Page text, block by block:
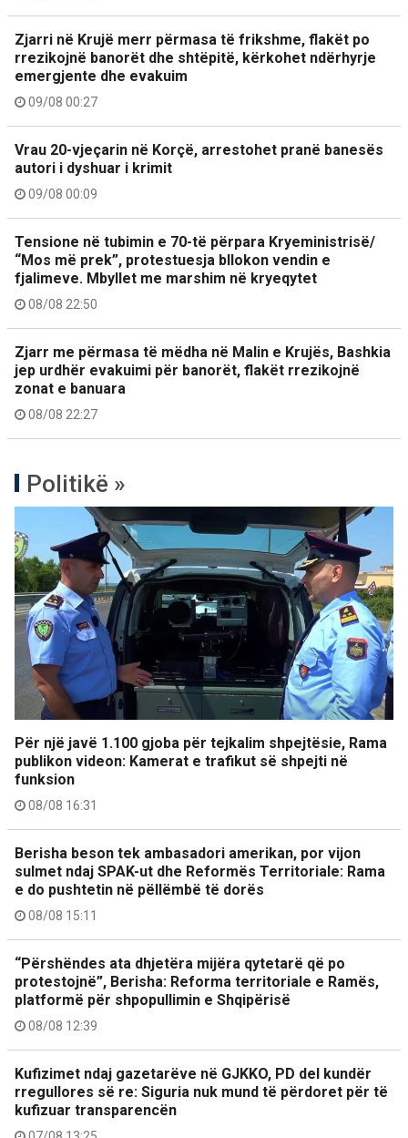
Zjarri në Krujë merr përmasa të frikshme, flakët po
rrezikojnë banorët dhe shtëpitë, kërkohet ndërhyrje
emergjente dhe evakuim
09/08 00:27
Vrau 20-vjeçarin në Korçë, arrestohet pranë banesës
autori i dyshuar i krimit
09/08 00:09
Tensione në tubimin e 70-të përpara Kryeministrisë/
“Mos më prek”, protestuesja bllokon vendin e
fjalimeve. Mbyllet me marshim në kryeqytet
08/08 22:50
Zjarr me përmasa të mëdha në Malin e Krujës, Bashkia
jep urdhër evakuimi për banorët, flakët rrezikojnë
zonat e banuara
08/08 22:27
Politikë »
Për një javë 1.100 gjoba për tejkalim shpejtësie, Rama
publikon videon: Kamerat e trafikut së shpejti në
funksion
08/08 16:31
Berisha beson tek ambasadori amerikan, por vijon
sulmet ndaj SPAK-ut dhe Reformës Territoriale: Rama
e do pushtetin në pëllëmbë të dorës
08/08 15:11
“Përshëndes ata dhjetëra mijëra qytetarë që po
protestojnë”, Berisha: Reforma territoriale e Ramës,
platformë për shpopullimin e Shqipërisë
08/08 12:39
Kufizimet ndaj gazetarëve në GJKKO, PD del kundër
rregullores së re: Siguria nuk mund të përdoret për të
kufizuar transparencën